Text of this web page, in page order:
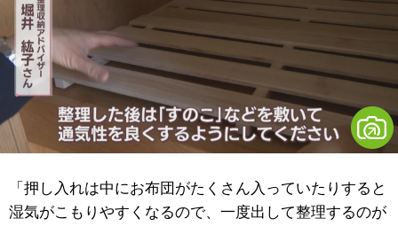
「押し入れは中にお布団がたくさん入っていたりすると
湿気がこもりやすくなるので、一度出して整理するのが